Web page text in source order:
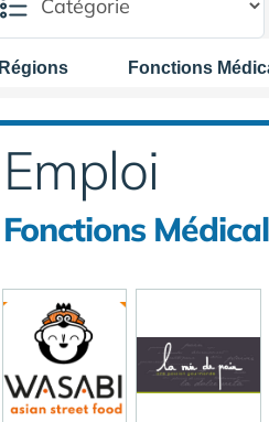
Régions Fonctions
Emploi
Fonctions